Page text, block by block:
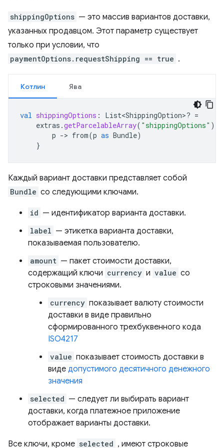
shippingOptions — это массив вариантов доставки,
указанных продавцом. Этот параметр существует
только при условии, что
paymentOptions.requestShipping == true .
Котлин Ява
val shippingOptions : List<ShippingOption>? =
extras .getParcelableArray( "shippingOptions" )
p -> from(p as Bundle)
}
Каждый вариант доставки представляет собой
Bundle со следующими ключами.
id — идентификатор варианта доставки.
label — этикетка варианта доставки,
показываемая пользователю.
amount — пакет стоимости доставки,
содержащий ключи currency и value со
строковыми значениями.
currency показывает валюту стоимости
доставки в виде правильно
сформированного трехбуквенного кода
ISO4217
value показывает стоимость доставки в
виде допустимого десятичного денежного
значения
selected — следует ли выбирать вариант
доставки, когда платежное приложение
отображает варианты доставки.
Все ключи, кроме selected , имеют строковые